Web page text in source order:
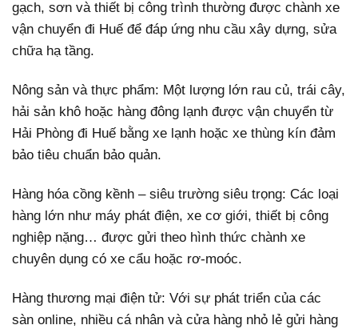
gạch, sơn và thiết bị công trình thường được chành xe
vận chuyển đi Huế để đáp ứng nhu cầu xây dựng, sửa
chữa hạ tầng.
Nông sản và thực phẩm: Một lượng lớn rau củ, trái cây,
hải sản khô hoặc hàng đông lạnh được vận chuyển từ
Hải Phòng đi Huế bằng xe lạnh hoặc xe thùng kín đảm
bảo tiêu chuẩn bảo quản.
Hàng hóa cồng kềnh – siêu trường siêu trọng: Các loại
hàng lớn như máy phát điện, xe cơ giới, thiết bị công
nghiệp nặng… được gửi theo hình thức chành xe
chuyên dụng có xe cẩu hoặc rơ-moóc.
Hàng thương mại điện tử: Với sự phát triển của các
sàn online, nhiều cá nhân và cửa hàng nhỏ lẻ gửi hàng